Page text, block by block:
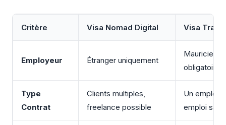
Critère Visa Nomad Digital Visa
Employeur Étranger uniquement
Mauricien
Type
Contrat
Clients multiples,
freelance possible
Un
emploi